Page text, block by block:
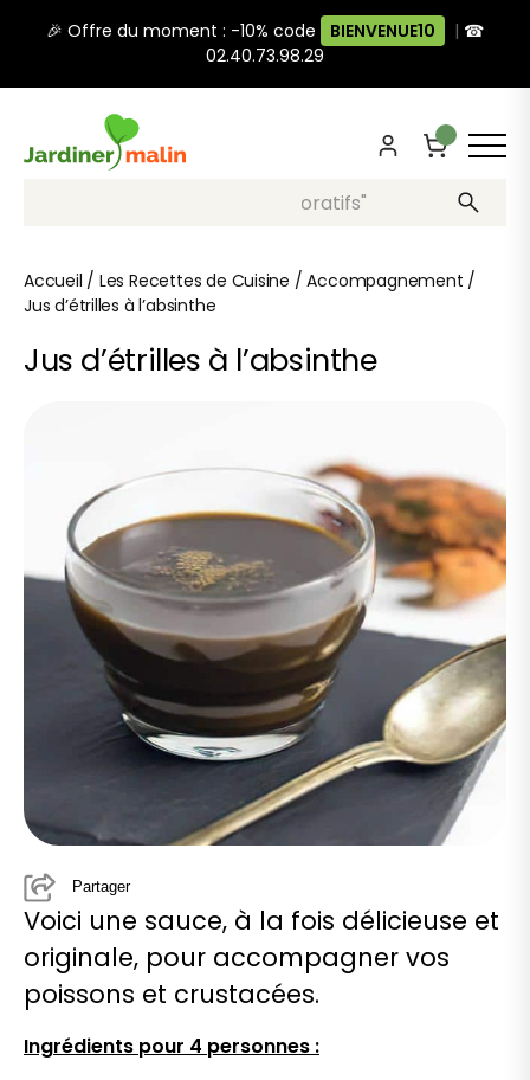
🎉 Offre du moment : -10% code BIENVENUE10 | ☎
02.40.73.98.29
Recherche, ex: "pots décoratifs"
Accueil / Les Recettes de Cuisine /Accompagnement /
Jus d’étrilles à l’absinthe
Jus d’étrilles à l’absinthe
Partager
Voici une sauce, à la fois délicieuse et
originale, pour accompagner vos
poissons et crustacées.
Ingrédients pour 4 personnes :